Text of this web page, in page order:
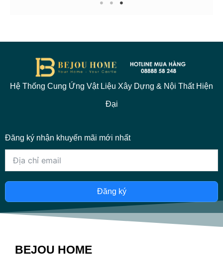
1 2 3
Hệ Thống Cung Ứng Vật Liệu Xây Dựng & Nội Thất Hiện
Đại
Đăng ký nhận khuyến mãi mới nhất
Đăng ký
BEJOU HOME